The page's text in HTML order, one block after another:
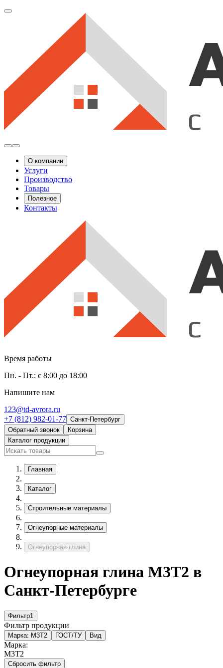
О компании
Услуги
Производство
Товары
Полезное
Контакты
Время работы
Пн. - Пт.: с 8:00 до 18:00
Напишите нам
123@td-avrora.ru
+7 (812) 982-01-77 Санкт-Петербург
Обратный звонок
Корзина
Каталог продукции
Главная
Каталог
Строительные материалы
Огнеупорные материалы
Огнеупорная глина
Огнеупорная глина М3Т2 в
Санкт-Петербурге
Фильтр1
Фильтр продукции
Марка: М3Т2 ГОСТ/ТУ Вид
Марка:
М3Т2
Сбросить фильтр